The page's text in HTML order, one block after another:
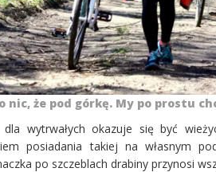
nic, że pod górkę. My po prostu
dla wytrwałych okazuje się być
posiadania takiej na własnym
po szczeblach drabiny przynosi